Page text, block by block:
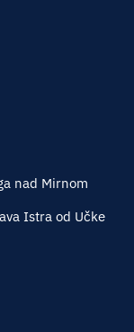
nad Mirnom
Istra od Učke